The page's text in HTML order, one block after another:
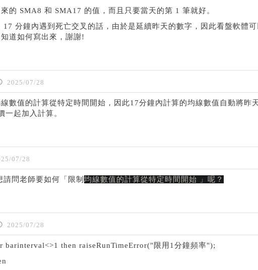
的 SMA8 和 SMA17 的值，而且只要當天的第 1 筆就好。
17 分鐘內遇到死亡交叉的話，由於是延續昨天的數字，因此看盤軟體
道如何寫出來，謝謝!
2025/07/28
數值的計算從特定時間開始，因此17分鐘內計算的均線數值自動將昨
一起加入計算。
07/28
問老師要如何「限制 均線數值的計算從特定時間開始 」呢？
2025/07/28
then raiseRunTimeError("限用1分鐘頻率");